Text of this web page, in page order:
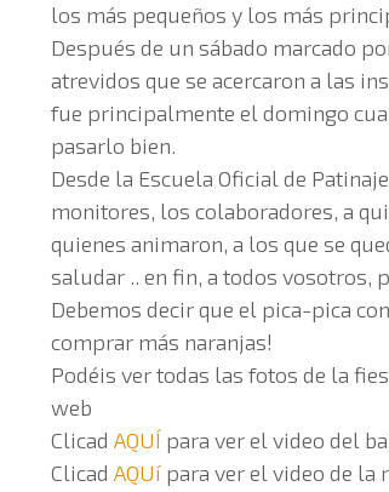
los más pequeños y los más
Después de un sábado marcado
atrevidos que se acercaron a las
fue principalmente el domingo
pasarlo bien.
Desde la Escuela Oficial de
monitores, los colaboradores, a
quienes animaron, a los que se
saludar .. en fin, a todos vosotros,
Debemos decir que el pica-pica
comprar más naranjas!
Podéis ver todas las fotos de la
web
Clicad AQUÍ para ver el video del
Clicad AQUí para ver el video de la